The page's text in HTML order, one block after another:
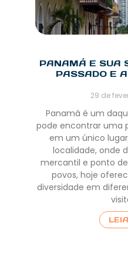
PANAMÁ E SUA
PASSADO E
29 de
Panamá é um
pode encontrar uma
em um único
localidade, onde
mercantil e ponto
povos, hoje
diversidade em